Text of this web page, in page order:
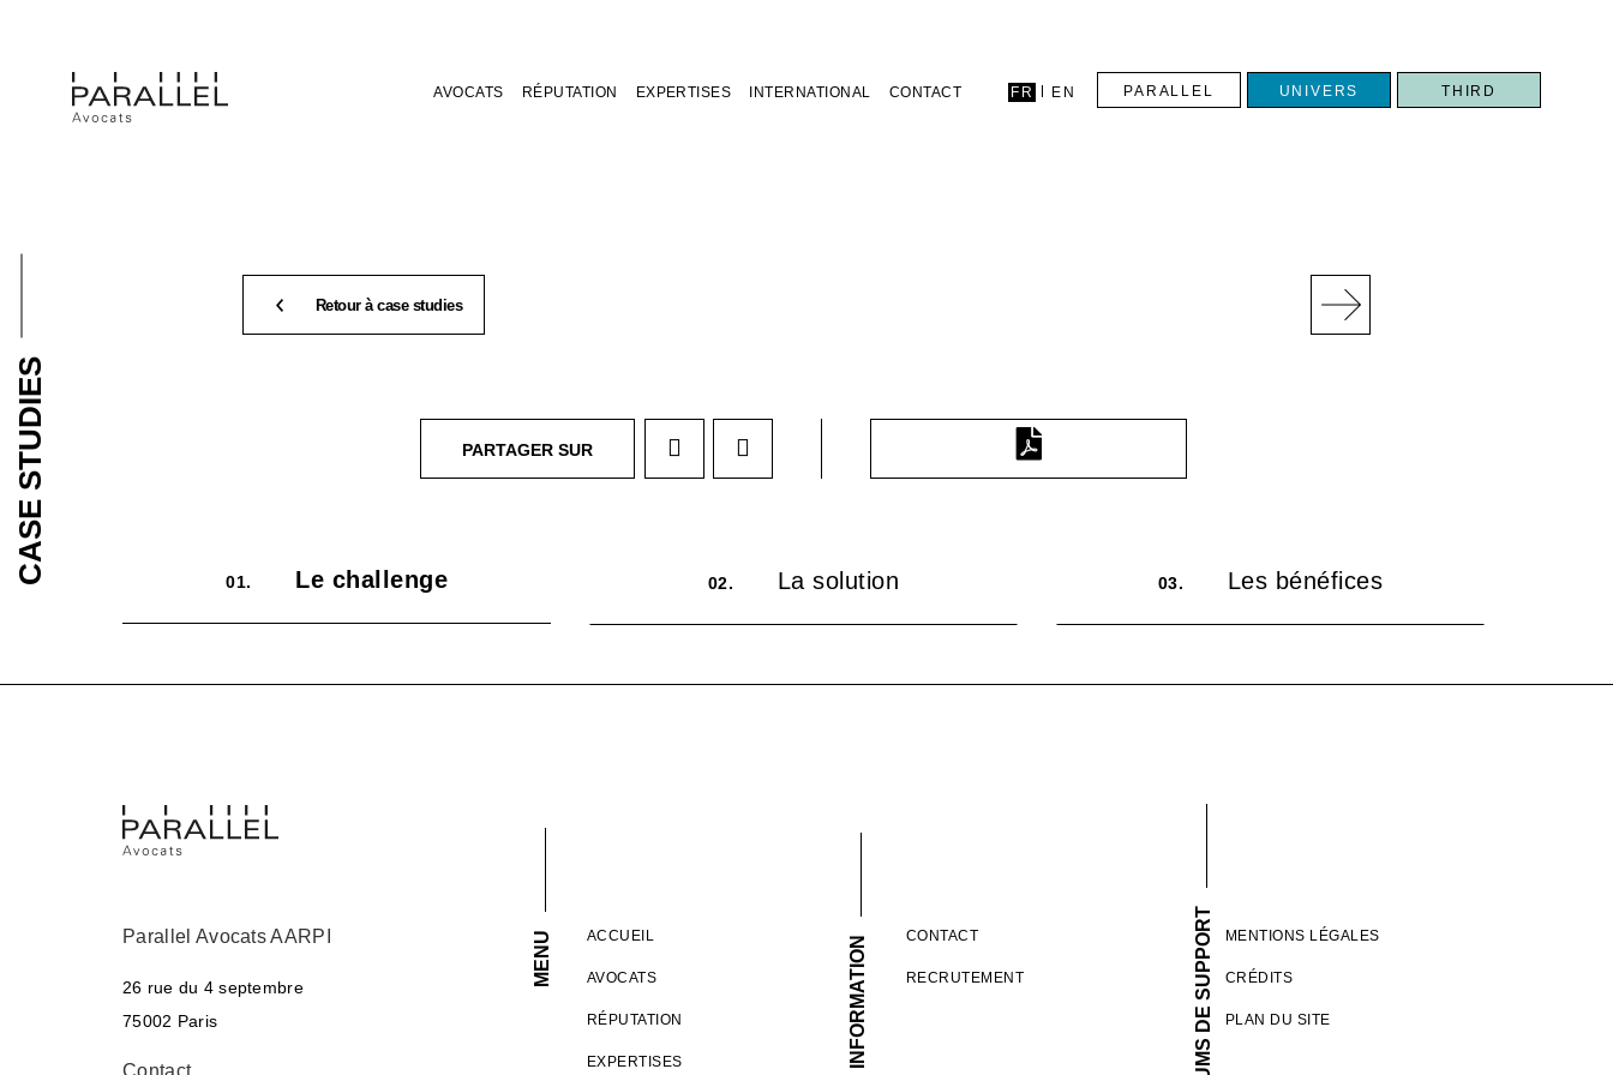
AVOCATS RÉPUTATION EXPERTISES INTERNATIONAL CONTACT FR EN PARALLEL UNIVERS THIRD
CASE STUDIES
Retour à case studies
PARTAGER SUR
01. Le challenge 02. La solution 03. Les bénéfices
Parallel Avocats AARPI
26 rue du 4 septembre
75002 Paris
Contact
MENU ACCUEIL
AVOCATS
RÉPUTATION
EXPERTISES INFORMATION CONTACT
RECRUTEMENT FORUMS DE SUPPORT MENTIONS LÉGALES
CRÉDITS
PLAN DU SITE